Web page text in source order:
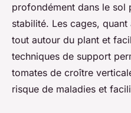
profondément dans le sol
stabilité. Les cages,
tout autour du plant et
techniques de support
tomates de croître
risque de maladies et